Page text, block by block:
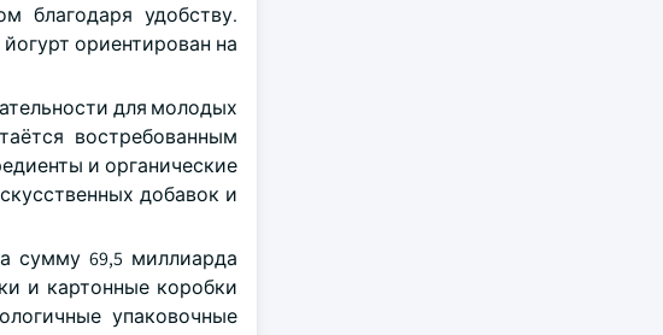
благодаря удобству.
ориентирован на
для молодых
востребованным
и органические
добавок и
сумму 69,5 миллиарда
и картонные коробки
упаковочные